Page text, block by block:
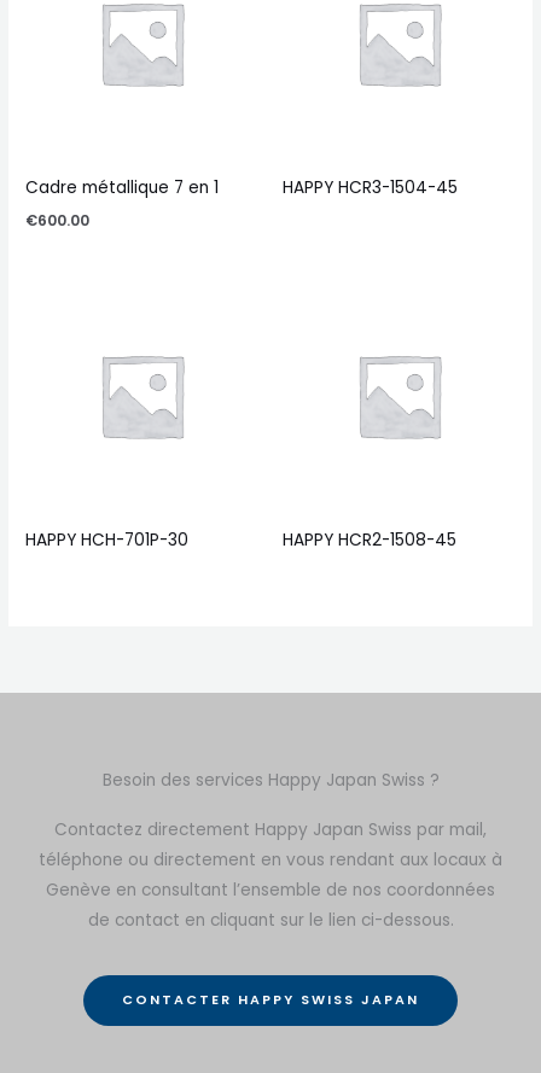
Cadre métallique 7 en 1
€600.00
HAPPY HCR3-1504-45
HAPPY HCH-701P-30 HAPPY HCR2-1508-45
Besoin des services Happy Japan Swiss ?
Contactez directement Happy Japan Swiss par mail,
téléphone ou directement en vous rendant aux locaux à
Genève en consultant l’ensemble de nos coordonnées
de contact en cliquant sur le lien ci-dessous.
CONTACTER HAPPY SWISS JAPAN